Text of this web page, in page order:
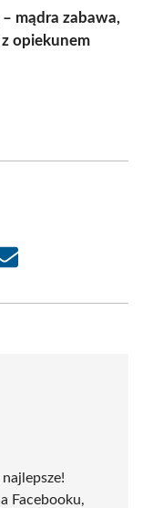
mądra zabawa,
opiekunem
Share
Facebooku,